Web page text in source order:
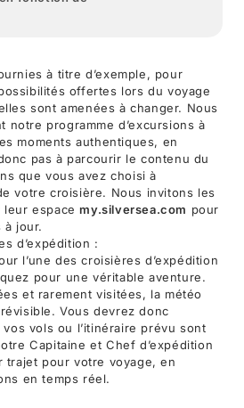
à titre d’exemple, pour
offertes lors du voyage
sont amenées à changer. Nous
notre programme d’excursions à
moments authentiques, en
pas à parcourir le contenu du
que vous avez choisi à
votre croisière. Nous invitons les
leur espacemy.silversea.com pour
à jour.
d’expédition :
l’une des croisières d’expédition
pour une véritable aventure.
et rarement visitées, la météo
Vous devrez donc
vols ou l’itinéraire prévu sont
Capitaine et Chef d’expédition
trajet pour votre voyage, en
en temps réel.